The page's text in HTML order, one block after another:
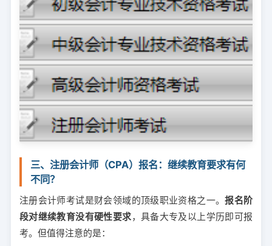
三、注册会计师（CPA）报名：继续教育要求有何
不同？
注册会计师考试是财会领域的顶级职业资格之一。报名阶
段对继续教育没有硬性要求，具备大专及以上学历即可报
考。但值得注意的是：